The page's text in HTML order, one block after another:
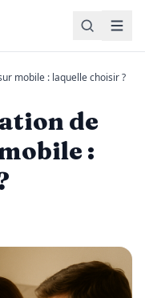
mobile : laquelle choisir ?
de
: